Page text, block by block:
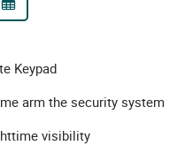
Keypad
arm the security system
visibility